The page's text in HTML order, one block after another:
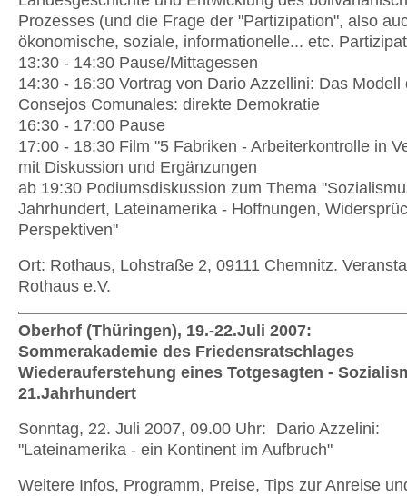
Prozesses (und die Frage der "Partizipation", also
ökonomische, soziale, informationelle... etc.
13:30 - 14:30 Pause/Mittagessen
14:30 - 16:30 Vortrag von Dario Azzellini: Das Modell
Consejos Comunales: direkte Demokratie
16:30 - 17:00 Pause
17:00 - 18:30 Film "5 Fabriken - Arbeiterkontrolle in
mit Diskussion und Ergänzungen
ab 19:30 Podiumsdiskussion zum Thema
Jahrhundert, Lateinamerika - Hoffnungen,
Perspektiven"
Ort: Rothaus, Lohstraße 2, 09111 Chemnitz.
Rothaus e.V.
Oberhof (Thüringen), 19.-22.Juli 2007:
Sommerakademie des Friedensratschlages
Wiederauferstehung eines Totgesagten -
21.Jahrhundert
Sonntag, 22. Juli 2007, 09.00 Uhr: Dario Azzelini:
"Lateinamerika - ein Kontinent im Aufbruch"
Weitere Infos, Programm, Preise, Tips zur Anreise